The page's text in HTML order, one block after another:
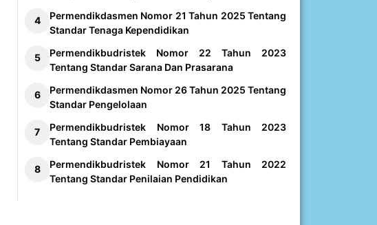
Permendikdasmen Nomor 21 Tahun 2025 Tentang
Standar Tenaga Kependidikan
Permendikbudristek Nomor 22 Tahun 2023
Tentang Standar Sarana Dan Prasarana
Permendikdasmen Nomor 26 Tahun 2025 Tentang
Standar Pengelolaan
Permendikbudristek Nomor 18 Tahun 2023
Tentang Standar Pembiayaan
Permendikbudristek Nomor 21 Tahun 2022
Tentang Standar Penilaian Pendidikan